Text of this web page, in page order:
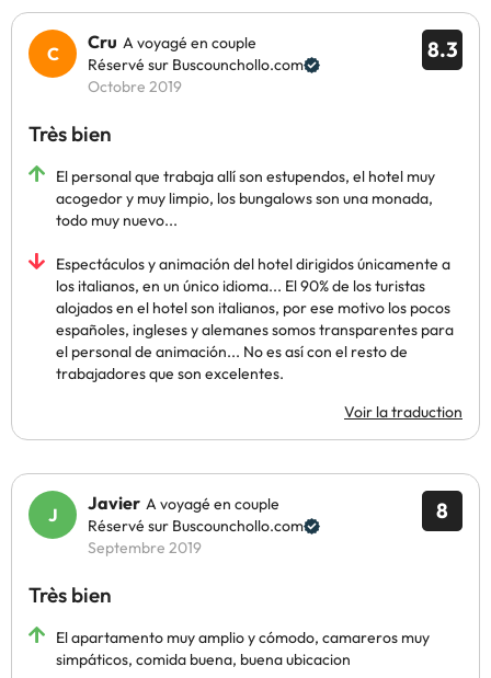
8.3
Cru A voyagé en couple
Réservé sur Buscounchollo.com
Octobre 2019
Très bien
El personal que trabaja allí son estupendos, el hotel muy
acogedor y muy limpio, los bungalows son una monada,
todo muy nuevo...
Espectáculos y animación del hotel dirigidos únicamente a
los italianos, en un único idioma... El 90% de los turistas
alojados en el hotel son italianos, por ese motivo los pocos
españoles, ingleses y alemanes somos transparentes para
el personal de animación... No es así con el resto de
trabajadores que son excelentes.
Voir la traduction
8
Javier A voyagé en couple
Réservé sur Buscounchollo.com
Septembre 2019
Très bien
El apartamento muy amplio y cómodo, camareros muy
simpáticos, comida buena, buena ubicacion